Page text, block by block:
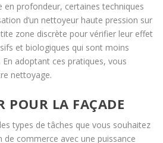
en profondeur, certaines techniques
d’un nettoyeur haute pression sur
zone discrète pour vérifier leur effet
et biologiques qui sont moins
adoptant ces pratiques, vous
nettoyage.
POUR LA FAÇADE
types de tâches que vous souhaitez
commerce avec une puissance